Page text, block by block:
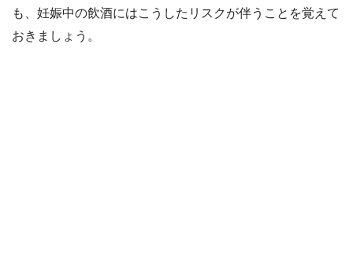
も、妊娠中の飲酒にはこうしたリスクが伴うことを覚えて
おきましょう。